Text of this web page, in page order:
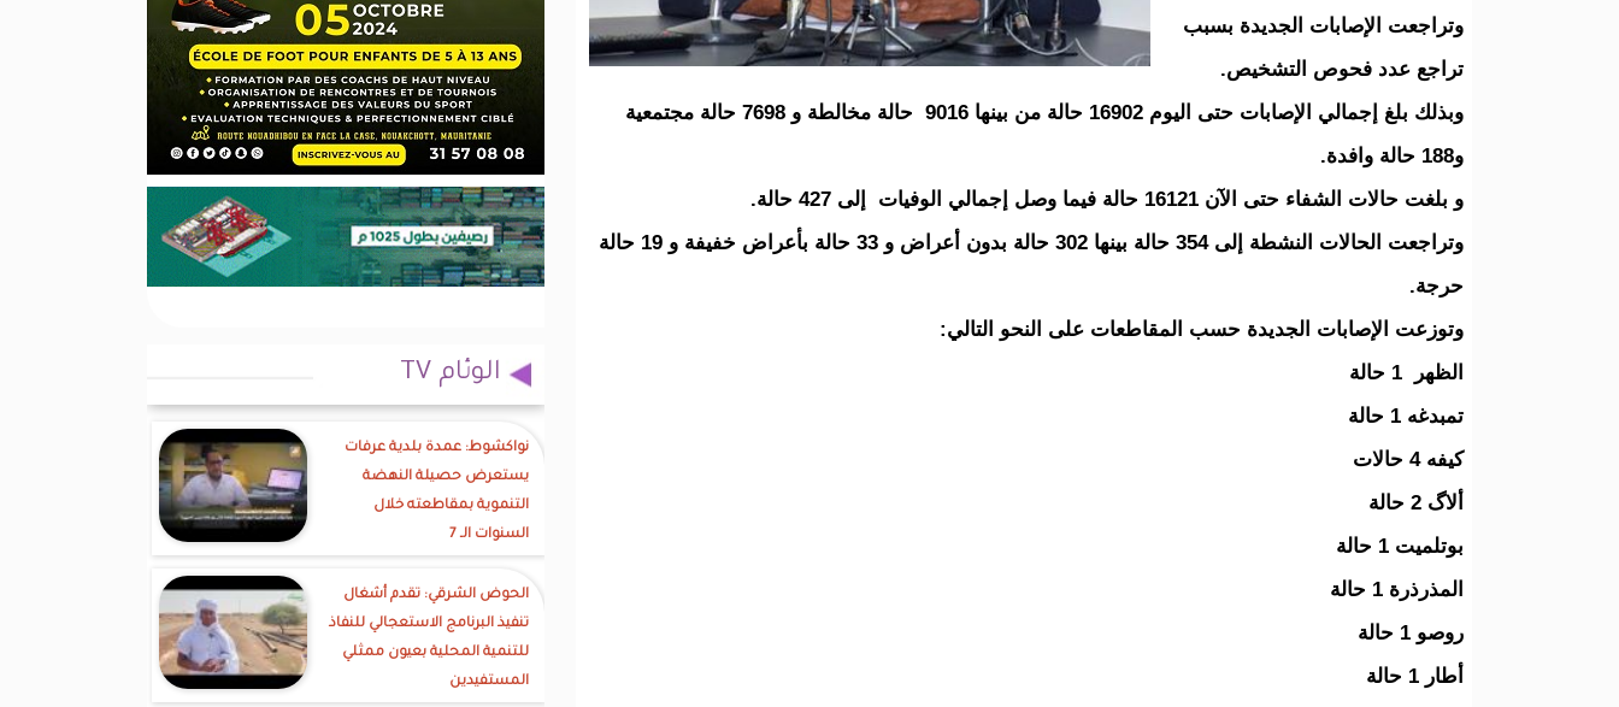
وتراجعت الإصابات الجديدة بسبب
تراجع عدد فحوص التشخيص.
وبذلك بلغ إجمالي الإصابات حتى اليوم 16902 حالة من بينها 9016 حالة مخالطة و 7698 حالة مجتمعية
و188 حالة وافدة.
و بلغت حالات الشفاء حتى الآن 16121 حالة فيما وصل إجمالي الوفيات إلى 427 حالة.
وتراجعت الحالات النشطة إلى 354 حالة بينها 302 حالة بدون أعراض و 33 حالة بأعراض خفيفة و 19 حالة
حرجة.
وتوزعت الإصابات الجديدة حسب المقاطعات على النحو التالي:
الظهر 1 حالة
تمبدغه 1 حالة
كيفه 4 حالات
ألاگ 2 حالة
بوتلميت 1 حالة
المذرذرة 1 حالة
روصو 1 حالة
أطار 1 حالة
الوئام TV
نواكشوط: عمدة بلدية عرفات
يستعرض حصيلة النهضة
التنموية بمقاطعته خلال
السنوات الـ 7
الحوض الشرقي: تقدم أشغال
تنفيذ البرنامج الاستعجالي للنفاذ
للتنمية المحلية بعيون ممثلي
المستفيدين